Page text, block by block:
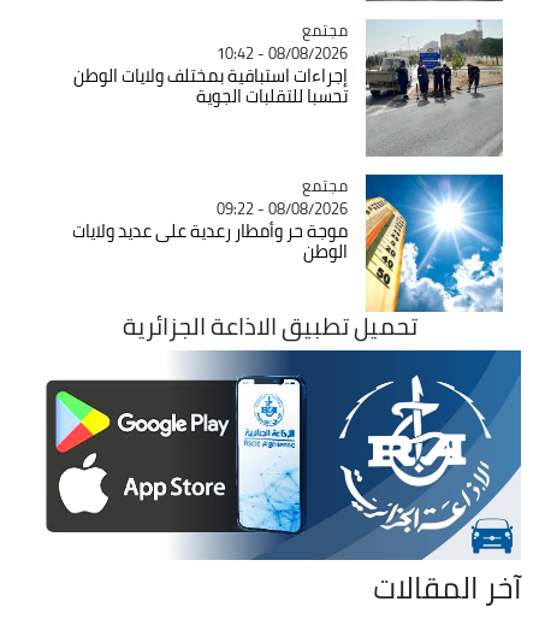
Catégorie
مجتمع
08/08/2026 - 10:42
إجراءات استباقية بمختلف ولايات الوطن
تحسبا للتقلبات الجوية
Catégorie
مجتمع
08/08/2026 - 09:22
موجة حر وأمطار رعدية على عديد ولايات
الوطن
تحميل تطبيق الاذاعة الجزائرية
آخر المقالات